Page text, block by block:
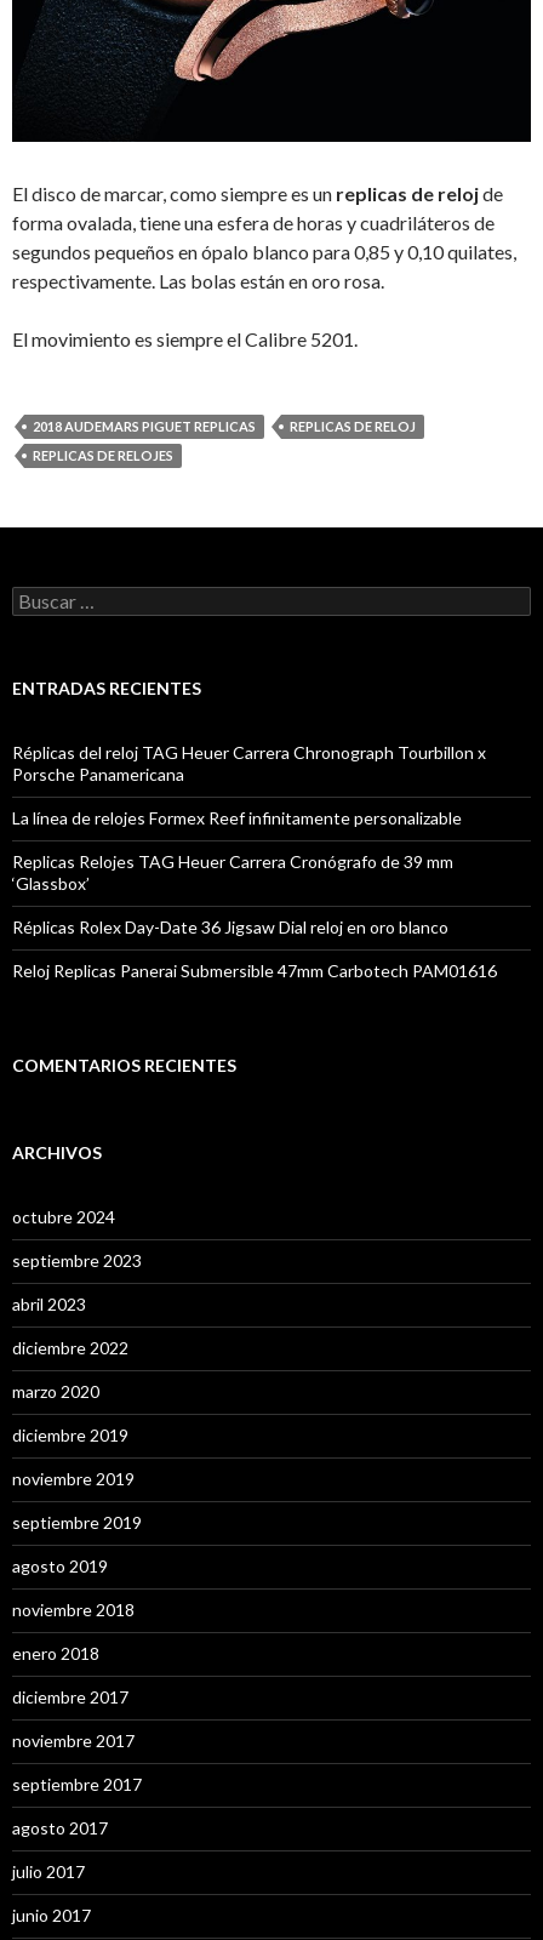
El disco de marcar, como siempre es un replicas de relojde
forma ovalada, tiene una esfera de horas y cuadriláteros de
segundos pequeños en ópalo blanco para 0,85 y 0,10 quilates,
respectivamente. Las bolas están en oro rosa.
El movimiento es siempre el Calibre 5201.
2018 AUDEMARS PIGUET REPLICAS
REPLICAS DE RELOJ
REPLICAS DE RELOJES
Buscar:
ENTRADAS RECIENTES
Réplicas del reloj TAG Heuer Carrera Chronograph Tourbillon x
Porsche Panamericana
La línea de relojes Formex Reef infinitamente personalizable
Replicas Relojes TAG Heuer Carrera Cronógrafo de 39 mm
‘Glassbox’
Réplicas Rolex Day-Date 36 Jigsaw Dial reloj en oro blanco
Reloj Replicas Panerai Submersible 47mm Carbotech PAM01616
COMENTARIOS RECIENTES
ARCHIVOS
octubre 2024
septiembre 2023
abril 2023
diciembre 2022
marzo 2020
diciembre 2019
noviembre 2019
septiembre 2019
agosto 2019
noviembre 2018
enero 2018
diciembre 2017
noviembre 2017
septiembre 2017
agosto 2017
julio 2017
junio 2017